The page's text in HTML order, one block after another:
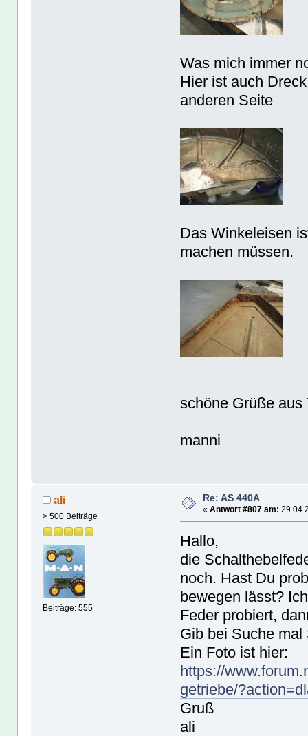
Was mich immer
Hier ist auch
anderen Seite
Das Winkeleisen
machen müssen.
schöne Grüße aus
manni
ali
> 500 Beiträge
Beiträge: 555
Re: AS 440A
« Antwort #807 am:
Hallo,
die
noch. Hast Du
bewegen lässt?
Feder probiert,
Gib bei Suche
Ein Foto ist hier:
https://
getriebe/
Gruß
ali